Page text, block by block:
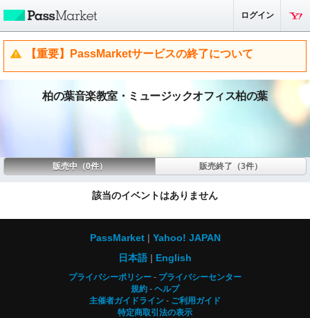
ログイン
【重要】PassMarketサービスの終了について
柏の葉音楽教室・ミュージックオフィス柏の葉
販売中（0件） 販売終了（3件）
該当のイベントはありません
PassMarket
Yahoo! JAPAN
日本語
English
プライバシーポリシー
プライバシーセンター
規約
ヘルプ
主催者ガイドライン
ご利用ガイド
特定商取引法の表示